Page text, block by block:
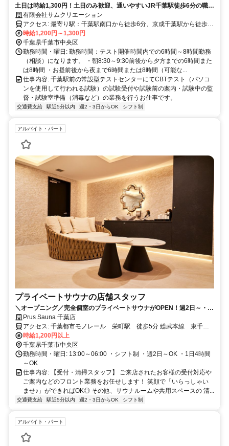
務
土日は時給1,300円！土日のみ歓迎、通いやすいJR千葉駅徒歩6分の職場
です。
有限会社サムクリエーション
アクセス: 最寄り駅：千葉駅南口から徒歩6分、京成千葉駅から徒歩4
分 自転車置き場・駐車場はありません（近隣の有料駐車場・駐輪場
をご利用下さい）
時給1,200円～1,300円
千葉県千葉市中央区
勤務時間・曜日: 勤務時間：テスト開催時間内での6時間～8時間勤務
（相談）になります。 ・朝8:30～9:30前後から夕方までの6時間また
は8時間 ・お昼前後から夜まで6時間または8時間（可能な...
仕事内容: 千葉駅前の常設型テストセンターにてCBTテスト（パソコ
ンを使用して行われる試験）の試験受付や試験前の案内・試験中の監
督・試験室準備（消毒など）の業務を行うお仕事です。
交通費支給 駅近5分以内 週2・3日からOK シフト制
アルバイト・パート
プライベートサウナの店舗スタッフ
＼オープニング／完全個室のプライベートサウナがOPEN！週2日～・1
日4時間～OK・おしゃれ自由★社員登用もあるので安定して働けます！
Prus Sauna 千葉店
アクセス: 千葉都市モノレール 栄町駅 徒歩5分 総武本線 東千葉
駅 徒歩6分 中央・総武各駅停車 千葉駅 徒歩9分
時給1,200円以上
千葉県千葉市中央区
勤務時間・曜日: 13:00～06:00 ・シフト制 ・週2日～OK ・1日4時間
～OK
仕事内容: 【受付・清掃スタッフ】 ご来店されたお客様の受付対応や
ご案内などのフロント業務をお任せします！ 笑顔で「いらっしゃい
ませ♪」ができればOK◎ その他、サウナルームや共用スペースの 清...
交通費支給 駅近5分以内 週2・3日からOK シフト制
アルバイト・パート